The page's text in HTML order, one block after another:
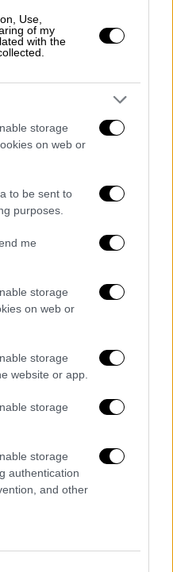
Use,
of my
with the
storage
on web or
to be sent to
purposes.
me
storage
on web or
storage
website or app.
storage
storage
authentication
and other
Υπεβλήθη σε
υπεβλήθη σε
Νοσοκομείο